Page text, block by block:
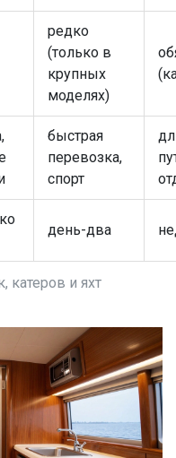
катеров и яхт
редко
(только в
крупных
моделях)
быстрая
перевозка,
спорт
день-два